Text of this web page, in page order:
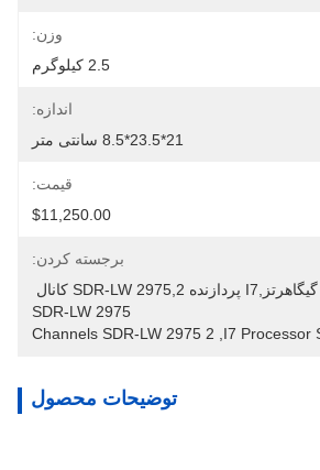
وزن:
2.5 کیلوگرم
اندازه:
21*23.5*8.5 سانتی متر
قیمت:
$11,250.00
برجسته کردن:
SDR-LW 2975
I7 Processor
2 Channels SDR-LW 2975
توضیحات محصول